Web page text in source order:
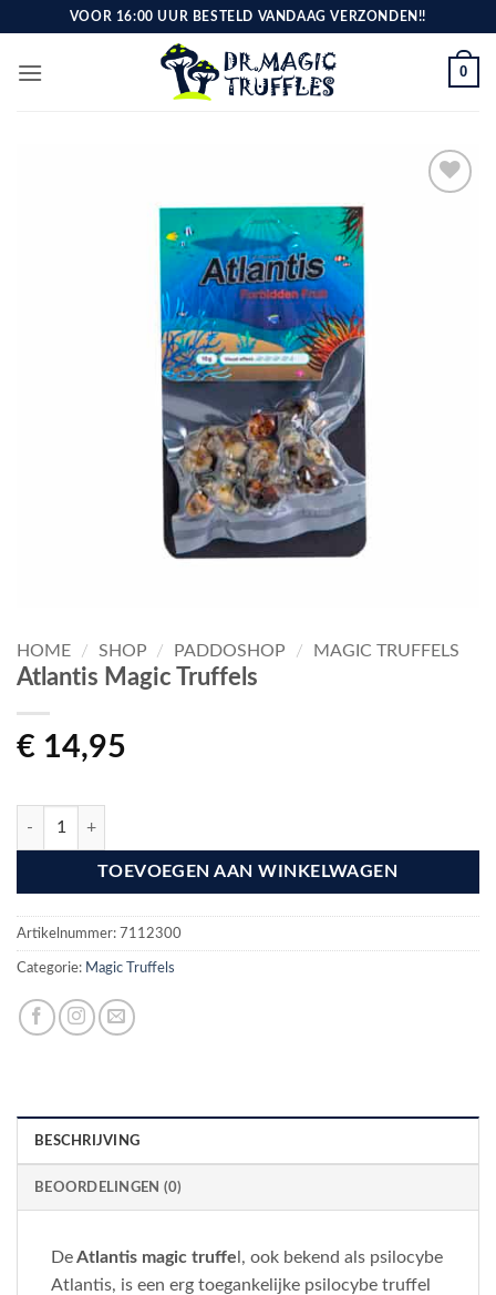
inhoud
VOOR 16:00 UUR BESTELD VANDAAG VERZONDEN!!
0
HOME / SHOP / PADDOSHOP / MAGIC TRUFFELS
Atlantis Magic Truffels
€ 14,95
Atlantis Magic Truffels aantal
TOEVOEGEN AAN WINKELWAGEN
Artikelnummer: 7112300
Categorie: Magic Truffels
BESCHRIJVING
BEOORDELINGEN (0)
DeAtlantis magic truffe l, ook bekend als psilocybe
Atlantis, is een erg toegankelijke psilocybe truffel